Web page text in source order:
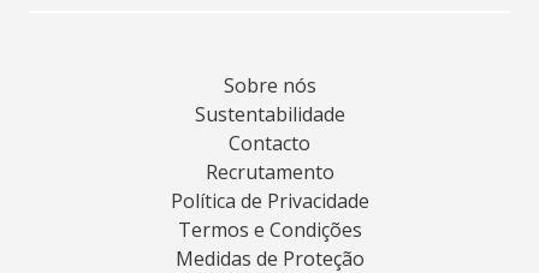
Sobre nós
Sustentabilidade
Contacto
Recrutamento
Política de Privacidade
Termos e Condições
Medidas de Proteção